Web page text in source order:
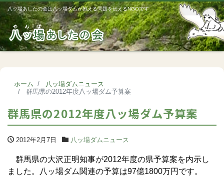
八ッ場あしたの会は八ッ場ダムが抱える問題を伝えるNGOです
ホーム
八ッ場ダムニュース
群馬県の2012年度八ッ場ダム予算案
群馬県の2012年度八ッ場ダム予算案
2012年2月7日 八ッ場ダムニュース
群馬県の大沢正明知事が2012年度の県予算案を内示し
ました。八ッ場ダム関連の予算は97億1800万円です。